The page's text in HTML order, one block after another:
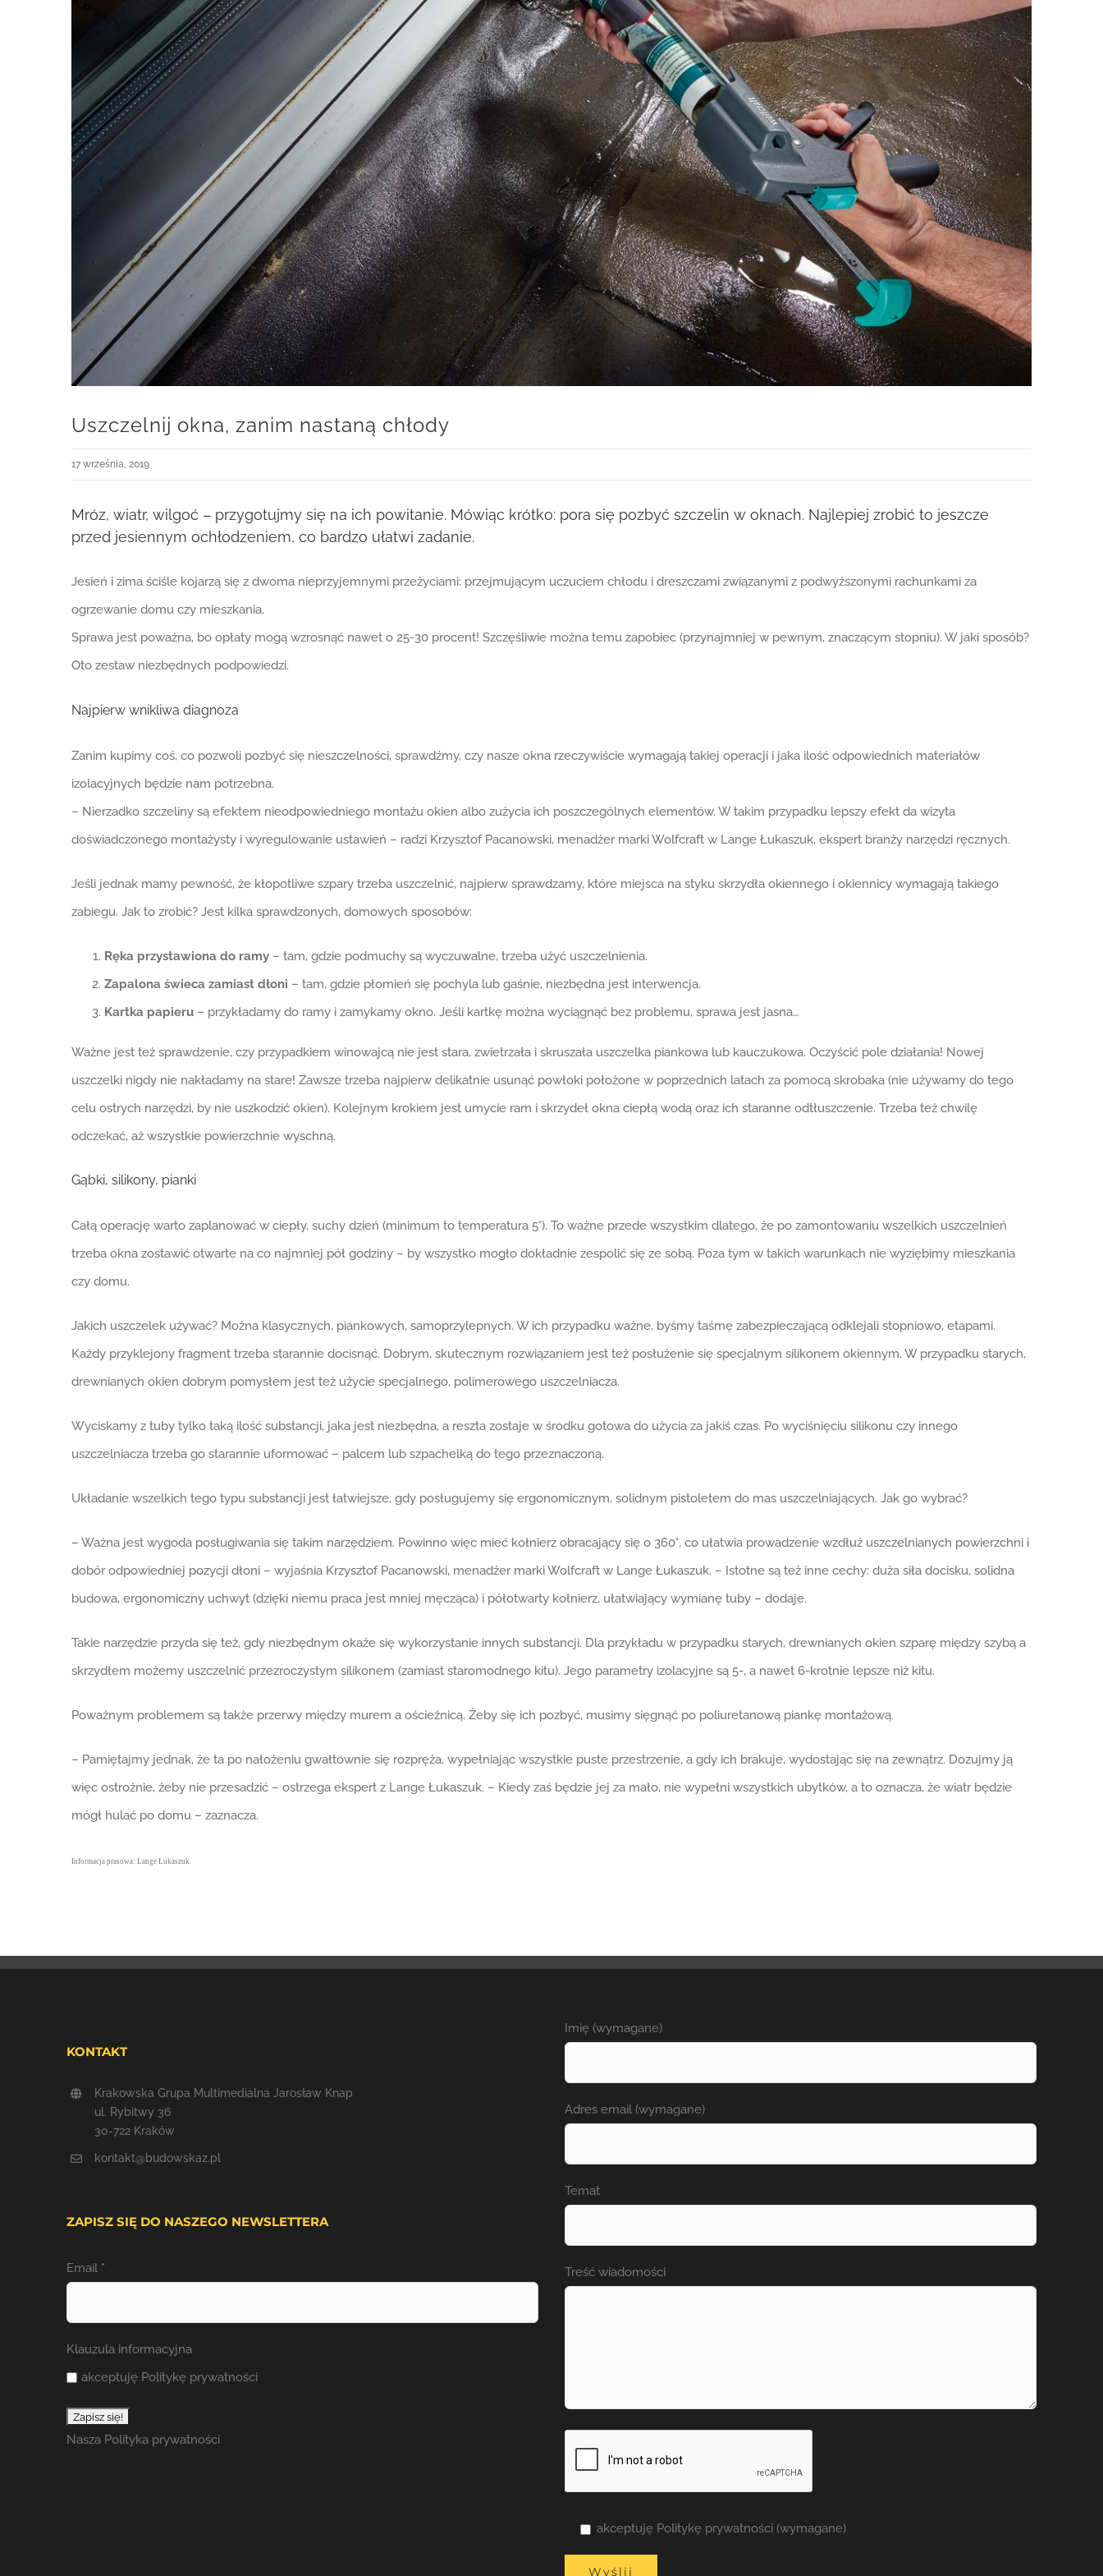
Uszczelnij okna, zanim nastaną chłody
17 września, 2019
Mróz, wiatr, wilgoć – przygotujmy się na ich powitanie. Mówiąc krótko: pora się pozbyć szczelin w oknach. Najlepiej zrobić to jeszcze
przed jesiennym ochłodzeniem, co bardzo ułatwi zadanie.
Jesień i zima ściśle kojarzą się z dwoma nieprzyjemnymi przeżyciami: przejmującym uczuciem chłodu i dreszczami związanymi z podwyższonymi rachunkami za
ogrzewanie domu czy mieszkania.
Sprawa jest poważna, bo opłaty mogą wzrosnąć nawet o 25-30 procent! Szczęśliwie można temu zapobiec (przynajmniej w pewnym, znaczącym stopniu). W jaki sposób?
Oto zestaw niezbędnych podpowiedzi.
Najpierw wnikliwa diagnoza
Zanim kupimy coś, co pozwoli pozbyć się nieszczelności, sprawdźmy, czy nasze okna rzeczywiście wymagają takiej operacji i jaka ilość odpowiednich materiałów
izolacyjnych będzie nam potrzebna.
– Nierzadko szczeliny są efektem nieodpowiedniego montażu okien albo zużycia ich poszczególnych elementów. W takim przypadku lepszy efekt da wizyta
doświadczonego montażysty i wyregulowanie ustawień – radzi Krzysztof Pacanowski, menadżer marki Wolfcraft w Lange Łukaszuk, ekspert branży narzędzi ręcznych.
Jeśli jednak mamy pewność, że kłopotliwe szpary trzeba uszczelnić, najpierw sprawdzamy, które miejsca na styku skrzydła okiennego i okiennicy wymagają takiego
zabiegu. Jak to zrobić? Jest kilka sprawdzonych, domowych sposobów:
Ręka przystawiona do ramy – tam, gdzie podmuchy są wyczuwalne, trzeba użyć uszczelnienia.
Zapalona świeca zamiast dłoni – tam, gdzie płomień się pochyla lub gaśnie, niezbędna jest interwencja.
Kartka papieru – przykładamy do ramy i zamykamy okno. Jeśli kartkę można wyciągnąć bez problemu, sprawa jest jasna…
Ważne jest też sprawdzenie, czy przypadkiem winowajcą nie jest stara, zwietrzała i skruszała uszczelka piankowa lub kauczukowa. Oczyścić pole działania! Nowej
uszczelki nigdy nie nakładamy na stare! Zawsze trzeba najpierw delikatnie usunąć powłoki położone w poprzednich latach za pomocą skrobaka (nie używamy do tego
celu ostrych narzędzi, by nie uszkodzić okien). Kolejnym krokiem jest umycie ram i skrzydeł okna ciepłą wodą oraz ich staranne odtłuszczenie. Trzeba też chwilę
odczekać, aż wszystkie powierzchnie wyschną.
Gąbki, silikony, pianki
Całą operację warto zaplanować w ciepły, suchy dzień (minimum to temperatura 5°). To ważne przede wszystkim dlatego, że po zamontowaniu wszelkich uszczelnień
trzeba okna zostawić otwarte na co najmniej pół godziny – by wszystko mogło dokładnie zespolić się ze sobą. Poza tym w takich warunkach nie wyziębimy mieszkania
czy domu.
Jakich uszczelek używać? Można klasycznych, piankowych, samoprzylepnych. W ich przypadku ważne, byśmy taśmę zabezpieczającą odklejali stopniowo, etapami.
Każdy przyklejony fragment trzeba starannie docisnąć. Dobrym, skutecznym rozwiązaniem jest też posłużenie się specjalnym silikonem okiennym. W przypadku starych,
drewnianych okien dobrym pomysłem jest też użycie specjalnego, polimerowego uszczelniacza.
Wyciskamy z tuby tylko taką ilość substancji, jaka jest niezbędna, a reszta zostaje w środku gotowa do użycia za jakiś czas. Po wyciśnięciu silikonu czy innego
uszczelniacza trzeba go starannie uformować – palcem lub szpachelką do tego przeznaczoną.
Układanie wszelkich tego typu substancji jest łatwiejsze, gdy posługujemy się ergonomicznym, solidnym pistoletem do mas uszczelniających. Jak go wybrać?
– Ważna jest wygoda posługiwania się takim narzędziem. Powinno więc mieć kołnierz obracający się o 360°, co ułatwia prowadzenie wzdłuż uszczelnianych powierzchni i
dobór odpowiedniej pozycji dłoni – wyjaśnia Krzysztof Pacanowski, menadżer marki Wolfcraft w Lange Łukaszuk. – Istotne są też inne cechy: duża siła docisku, solidna
budowa, ergonomiczny uchwyt (dzięki niemu praca jest mniej męcząca) i półotwarty kołnierz, ułatwiający wymianę tuby – dodaje.
Takie narzędzie przyda się też, gdy niezbędnym okaże się wykorzystanie innych substancji. Dla przykładu w przypadku starych, drewnianych okien szparę między szybą a
skrzydłem możemy uszczelnić przezroczystym silikonem (zamiast staromodnego kitu). Jego parametry izolacyjne są 5-, a nawet 6-krotnie lepsze niż kitu.
Poważnym problemem są także przerwy między murem a ościeżnicą. Żeby się ich pozbyć, musimy sięgnąć po poliuretanową piankę montażową.
– Pamiętajmy jednak, że ta po nałożeniu gwałtownie się rozpręża, wypełniając wszystkie puste przestrzenie, a gdy ich brakuje, wydostając się na zewnątrz. Dozujmy ją
więc ostrożnie, żeby nie przesadzić – ostrzega ekspert z Lange Łukaszuk. – Kiedy zaś będzie jej za mało, nie wypełni wszystkich ubytków, a to oznacza, że wiatr będzie
mógł hulać po domu – zaznacza.
Informacja prasowa: Lange Łukaszuk
KONTAKT
Krakowska Grupa Multimedialna Jarosław Knap
ul. Rybitwy 36
30-722 Kraków
kontakt@budowskaz.pl
ZAPISZ SIĘ DO NASZEGO NEWSLETTERA
Email *
Klauzula informacyjna
akceptuję Politykę prywatności
Nasza Polityka prywatności
Imię (wymagane)
Adres email (wymagane)
Temat
Treść wiadomości
akceptuję Politykę prywatności (wymagane)